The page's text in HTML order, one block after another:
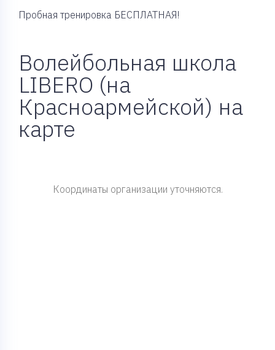
Пробная тренировка БЕСПЛАТНАЯ!
Волейбольная школа
LIBERO (на
Красноармейской) на
карте
Координаты организации уточняются.